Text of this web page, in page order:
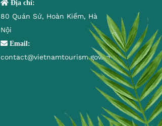
Địa chỉ:
80 Quán Sứ, Hoàn Kiếm, Hà
Nội
Email:
contact@vietnamtourism.gov.vn